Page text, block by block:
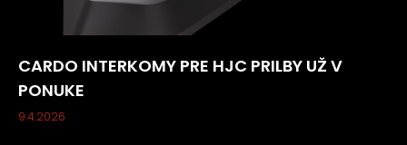
CARDO INTERKOMY PRE HJC PRILBY UŽ V
PONUKE
9.4.2026